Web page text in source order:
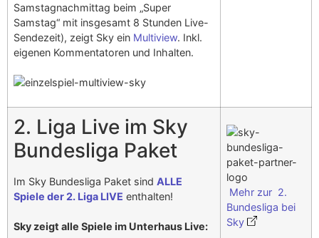
Samstagnachmittag beim „Super
Samstag“ mit insgesamt 8 Stunden Live-
Sendezeit), zeigt Sky ein Multiview. Inkl.
eigenen Kommentatoren und Inhalten.
2. Liga Live im Sky
Bundesliga Paket
Im Sky Bundesliga Paket sind ALLE
Spiele der 2. Liga LIVE enthalten!
Sky zeigt alle Spiele im Unterhaus Live:
Mehr zur 2.
Bundesliga bei
Sky